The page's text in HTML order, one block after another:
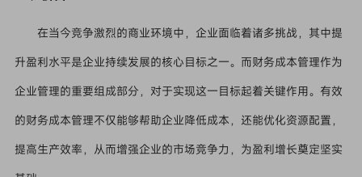
在当今竞争激烈的商业环境中，企业面临着诸多挑战，其中提
升盈利水平是企业持续发展的核心目标之一。而财务成本管理作为
企业管理的重要组成部分，对于实现这一目标起着关键作用。有效
的财务成本管理不仅能够帮助企业降低成本，还能优化资源配置，
提高生产效率，从而增强企业的市场竞争力，为盈利增长奠定坚实